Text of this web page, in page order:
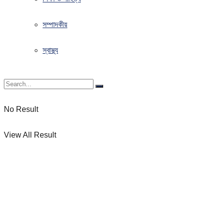
সম্পাদকীয়
স্বাস্থ্য
No Result
View All Result